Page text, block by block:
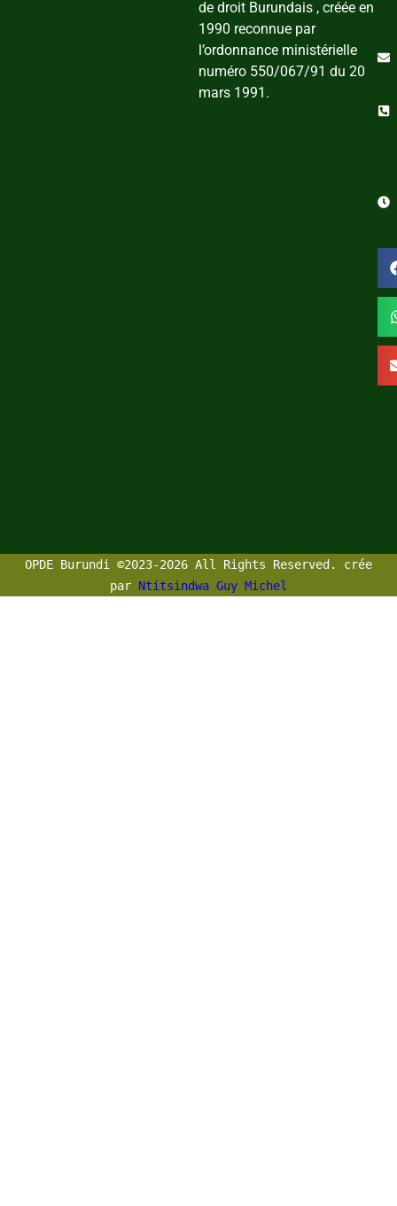
1990 reconnue par
l’ordonnance ministérielle
numéro 550/067/91 du 20
mars 1991.
OPDE Burundi ©2023-2026 All Rights Reserved. crée
Ntitsindwa Guy Michel